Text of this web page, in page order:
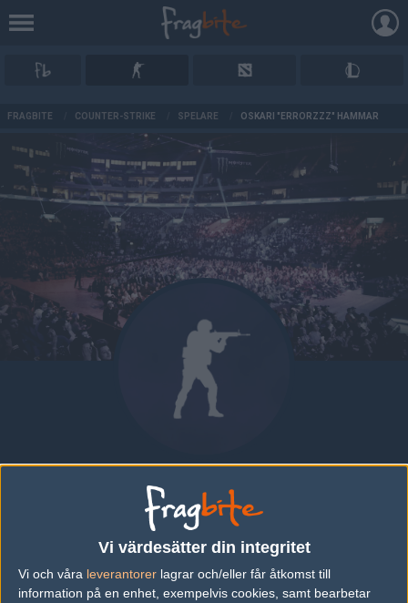
Vi värdesätter din integritet
Vi och våra leverantorer lagrar och/eller får åtkomst till
information på en enhet, exempelvis cookies, samt bearbetar
FRAGBITE COUNTER-STRIKE SPELARE OSKARI "ERRORZZZ" HAMMAR
Oskari "ErrorzZz" Hammar
FINLAND | SPELAR FÖRFINLAND
Matcher